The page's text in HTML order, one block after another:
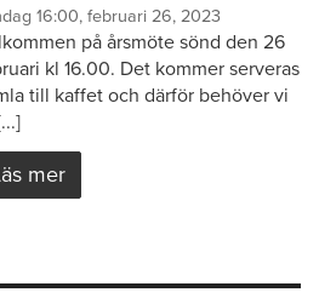
16:00, februari 26, 2023
på årsmöte sönd den 26
kl 16.00. Det kommer serveras
till kaffet och därför behöver vi
mer